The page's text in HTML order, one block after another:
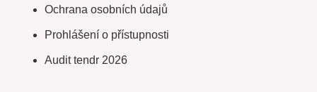
Ochrana osobních údajů
Prohlášení o přístupnosti
Audit tendr 2026